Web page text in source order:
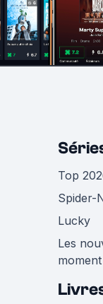
Top
Spider-
Lucky
Les
moment